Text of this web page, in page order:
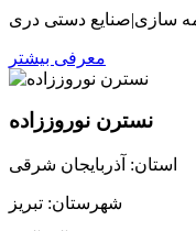
معرفی بیشتر
نسترن نوروززاده
استان: آذربایجان شرقی
شهرستان: تبریز